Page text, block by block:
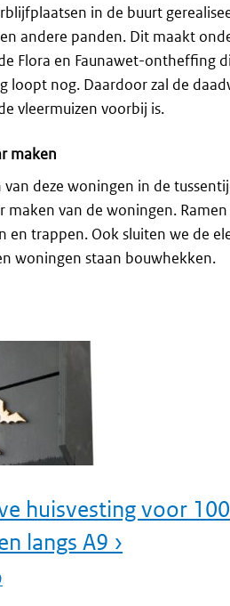
in de buurt
andere panden. Dit maakt
Flora en Faunawet-ontheffing
loopt nog. Daardoor zal de
vleermuizen voorbij is.
maken
van deze woningen in de
maken van de woningen.
en trappen. Ook sluiten we de
woningen staan bouwhekken.
huisvesting voor 100
langs A9 ›